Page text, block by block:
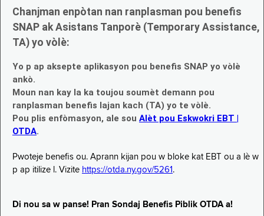
Chanjman enpòtan nan ranplasman pou benefis
SNAP ak Asistans Tanporè (Temporary Assistance,
TA) yo vòlè:
Yo p ap aksepte aplikasyon pou benefis SNAP yo vòlè
ankò.
Moun nan kay la ka toujou soumèt demann pou
ranplasman benefis lajan kach (TA) yo te vòlè.
Pou plis enfòmasyon, ale sou Alèt pou Eskwokri EBT |
OTDA.
Pwoteje benefis ou. Aprann kijan pou w bloke kat EBT ou a lè w
p ap itilize l. Vizite https://otda.ny.gov/5261 .
Di nou sa w panse! Pran Sondaj Benefis Piblik OTDA a!